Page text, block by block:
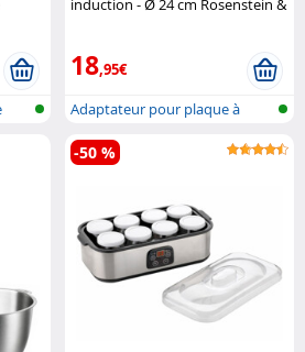
induction - Ø 24 cm Rosenstein &
18,95€
Adaptateur pour plaque à
induction
-50 %